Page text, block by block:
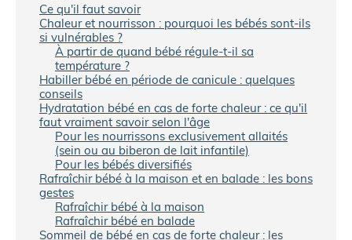
Ce qu'il faut savoir
Chaleur et nourrisson : pourquoi les bébés sont-ils
si vulnérables ?
À partir de quand bébé régule-t-il sa
température ?
Habiller bébé en période de canicule : quelques
conseils
Hydratation bébé en cas de forte chaleur : ce qu'il
faut vraiment savoir selon l'âge
Pour les nourrissons exclusivement allaités
(sein ou au biberon de lait infantile)
Pour les bébés diversifiés
Rafraîchir bébé à la maison et en balade : les bons
gestes
Rafraîchir bébé à la maison
Rafraîchir bébé en balade
Sommeil de bébé en cas de forte chaleur : les